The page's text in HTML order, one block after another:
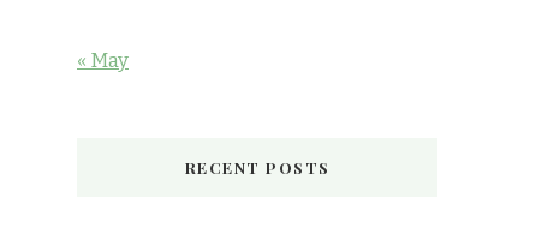
« May
RECENT POSTS